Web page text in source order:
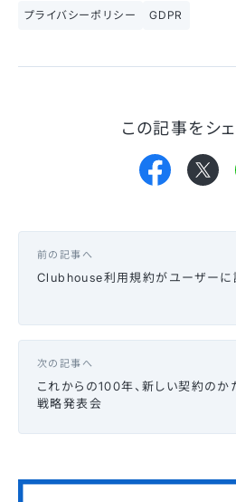
プライバシーポリシー GDPR
この記事をシ
前の記事へ
Clubhouse利用規約がユーザーに
次の記事へ
これからの100年、新しい契約のか
戦略発表会